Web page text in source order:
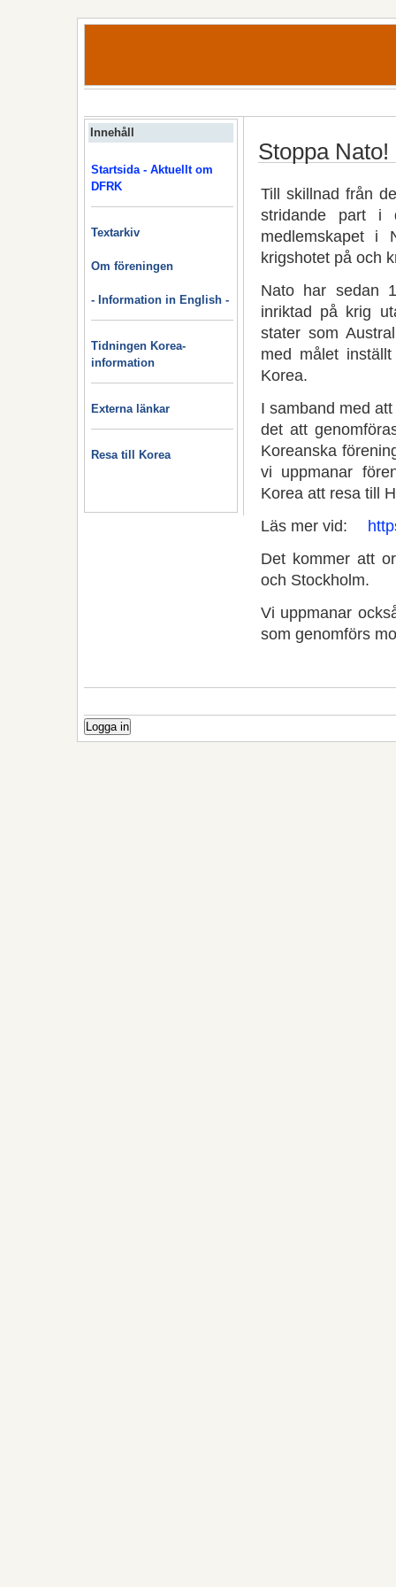
Innehåll
Startsida - Aktuellt om
DFRK
Textarkiv
Om föreningen
- Information in English -
Tidningen Korea-
information
Externa länkar
Resa till Korea
Stoppa Nato!
Till skillnad från
stridande part i
medlemskapet i
krigshotet på och
Nato har sedan
inriktad på krig
stater som
med målet
Korea.
I samband med
det att
Koreanska
vi uppmanar
Korea att resa till
Läs mer vid:
Det kommer att
och Stockholm.
Vi uppmanar
som genomförs
Logga in